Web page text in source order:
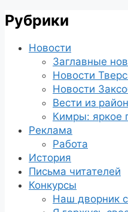
Рубрики
Новости
Заглавные
Новости
Новости
Вести из
Кимры: яркое
Реклама
Работа
История
Письма читателей
Конкурсы
Наш дворник